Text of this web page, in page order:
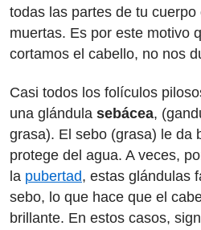
todas las partes de tu
muertas. Es por este motivo
cortamos el cabello, no nos
Casi todos los folículos
una glándula sebácea,
grasa). El sebo (grasa) le da
protege del agua. A veces,
la pubertad, estas glándulas
sebo, lo que hace que el
brillante. En estos casos,